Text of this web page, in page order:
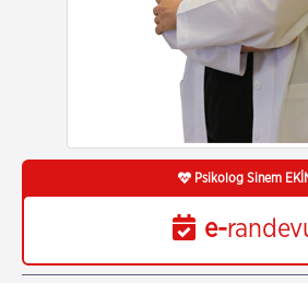
Psikolog Sinem
e-